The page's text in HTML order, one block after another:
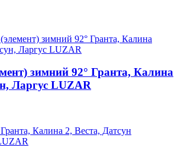
зимний 92° Гранта, Калина
Ларгус LUZAR